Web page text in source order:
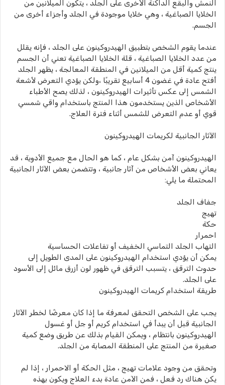
النمش والبقع الداكنة الأخرى على الجلد ، يتكون الميلانين من
الخلايا الصباغية ، وهي خلايا موجودة في الجلد وأجزاء أخرى من
الجسم.
عندما يقوم الشخص بتطبيق الهيدروكينون على الجلد ، فإنه يقلل
من عدد الخلايا الصباغية ، قلة الخلايا الصباغية تعني أن الجسم
ينتج كمية أقل من الميلانين في المنطقة المعالجة ، يظهر الجلد
أفتح عادة في غضون 4 أسابيع تقريبًا ،ولكن يؤدي التعرض لأشعة
الشمس إلى عكس تأثيرات الهيدروكينون ، لذلك يصح الأطباء
الأشخاص الذين يستخدمون هذا المنتج باستخدام واقي شمسي
قوي أو عدم التعرض للشمس أثناء فترة العلاج.
الآثار الجانبية لكريمات الهيدروكينون
الهيدروكينون آمن بشكل عام ، كما هو الحال مع جميع الأدوية ، قد
يعاني بعض الأشخاص من آثار جانبية ، وتتضمن بعض الآثار الجانبية
المحتملة ما يلي:
جفاف الجلد
تهيج
حكة
احمرار
التهاب الجلد التماسي الخفيف أو تفاعلات الحساسية
يمكن أن يؤدي استخدام الهيدروكينون على المدى الطويل إلى
حدوث الترقق ، يتسبب الترقق في ظهور لون أزرق مائل إلى الأسود
على الجلد.
طريقة استخدام كريمات الهيدروكينون
يجب على الشخص التحقق لمعرفة ما إذا كان معرضًا لخطر الآثار
الجانبية قبل أن يبدأ في استخدام كريم أو جل أو غسول
الهيدروكينون بانتظام ، ويمكن القيام بذلك عن طريق وضع كمية
صغيرة من المنتج على المنطقة المصابة من الجلد.
وتحقق من وجود علامات تهيج ، مثل الحكة أو الاحمرار ، إذا لم
يكن هناك رد فعل ، فمن الآمن عادة بدء العلاج ويكون بهذه